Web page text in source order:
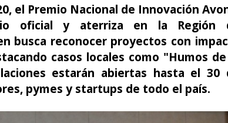
el Premio Nacional de Innovación
oficial y aterriza en la Región
busca reconocer proyectos con
casos locales como "Humos
estarán abiertas hasta el 30
pymes y startups de todo el país.